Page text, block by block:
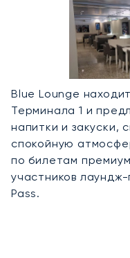
Blue Lounge
Терминала 1 и
напитки и закуски,
спокойную
по билетам
участников
Pass.